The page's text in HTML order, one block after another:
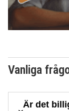
Vanliga
Är det